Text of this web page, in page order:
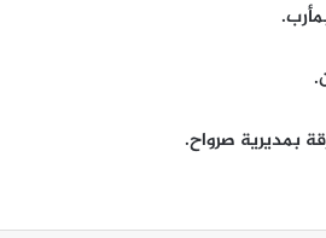
بمديرية صرواح.